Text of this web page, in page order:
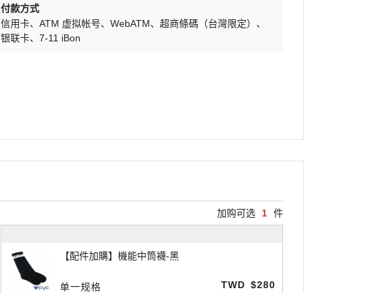
付款方式
信用卡
ATM 虚拟帐号 WebATM
超商條碼（台灣限定）
银联卡
7-11 iBon
加购可选 1 件
【配件加購】機能中筒襪-黑
单一规格 TWD $280